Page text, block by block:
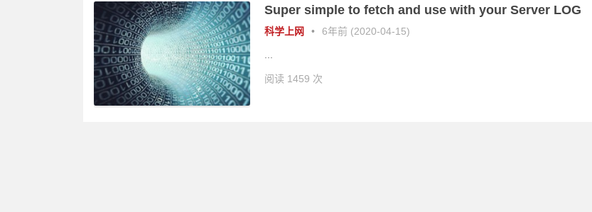
Super simple to fetch and use with your Server LOG
科学上网 • 6年前 (2020-04-15)
阅读 1459 次